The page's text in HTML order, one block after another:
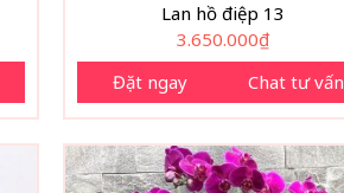
Lan hồ điệp 13
3.650.000₫
Đặt ngay
Chat tư vấn